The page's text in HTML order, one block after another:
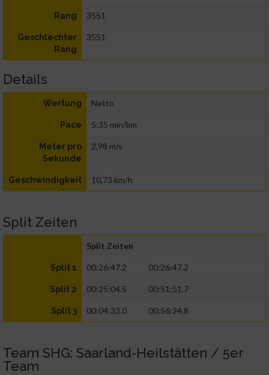
Rang 3551
Geschlechter
Rang
3551
Details
Wertung Netto
Pace 5:35 min/km
Meter pro
Sekunde
2,98 m/s
Geschwindigkeit 10,73 km/h
Split Zeiten
Split Zeiten
Split 1 00:26:47.2 00:26:47.2
Split 2 00:25:04.5 00:51:51.7
Split 3 00:04:33.0 00:56:24.8
Team SHG: Saarland-Heilstätten / 5er
Team